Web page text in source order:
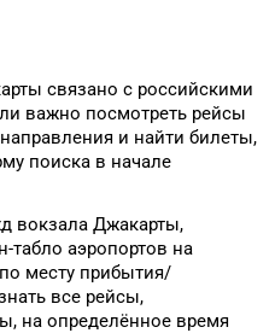
связано с российскими
важно посмотреть рейсы
направления и найти билеты,
поиска в начале
вокзала Джакарты,
табло аэропортов на
по месту прибытия/
все рейсы,
, на определённое время